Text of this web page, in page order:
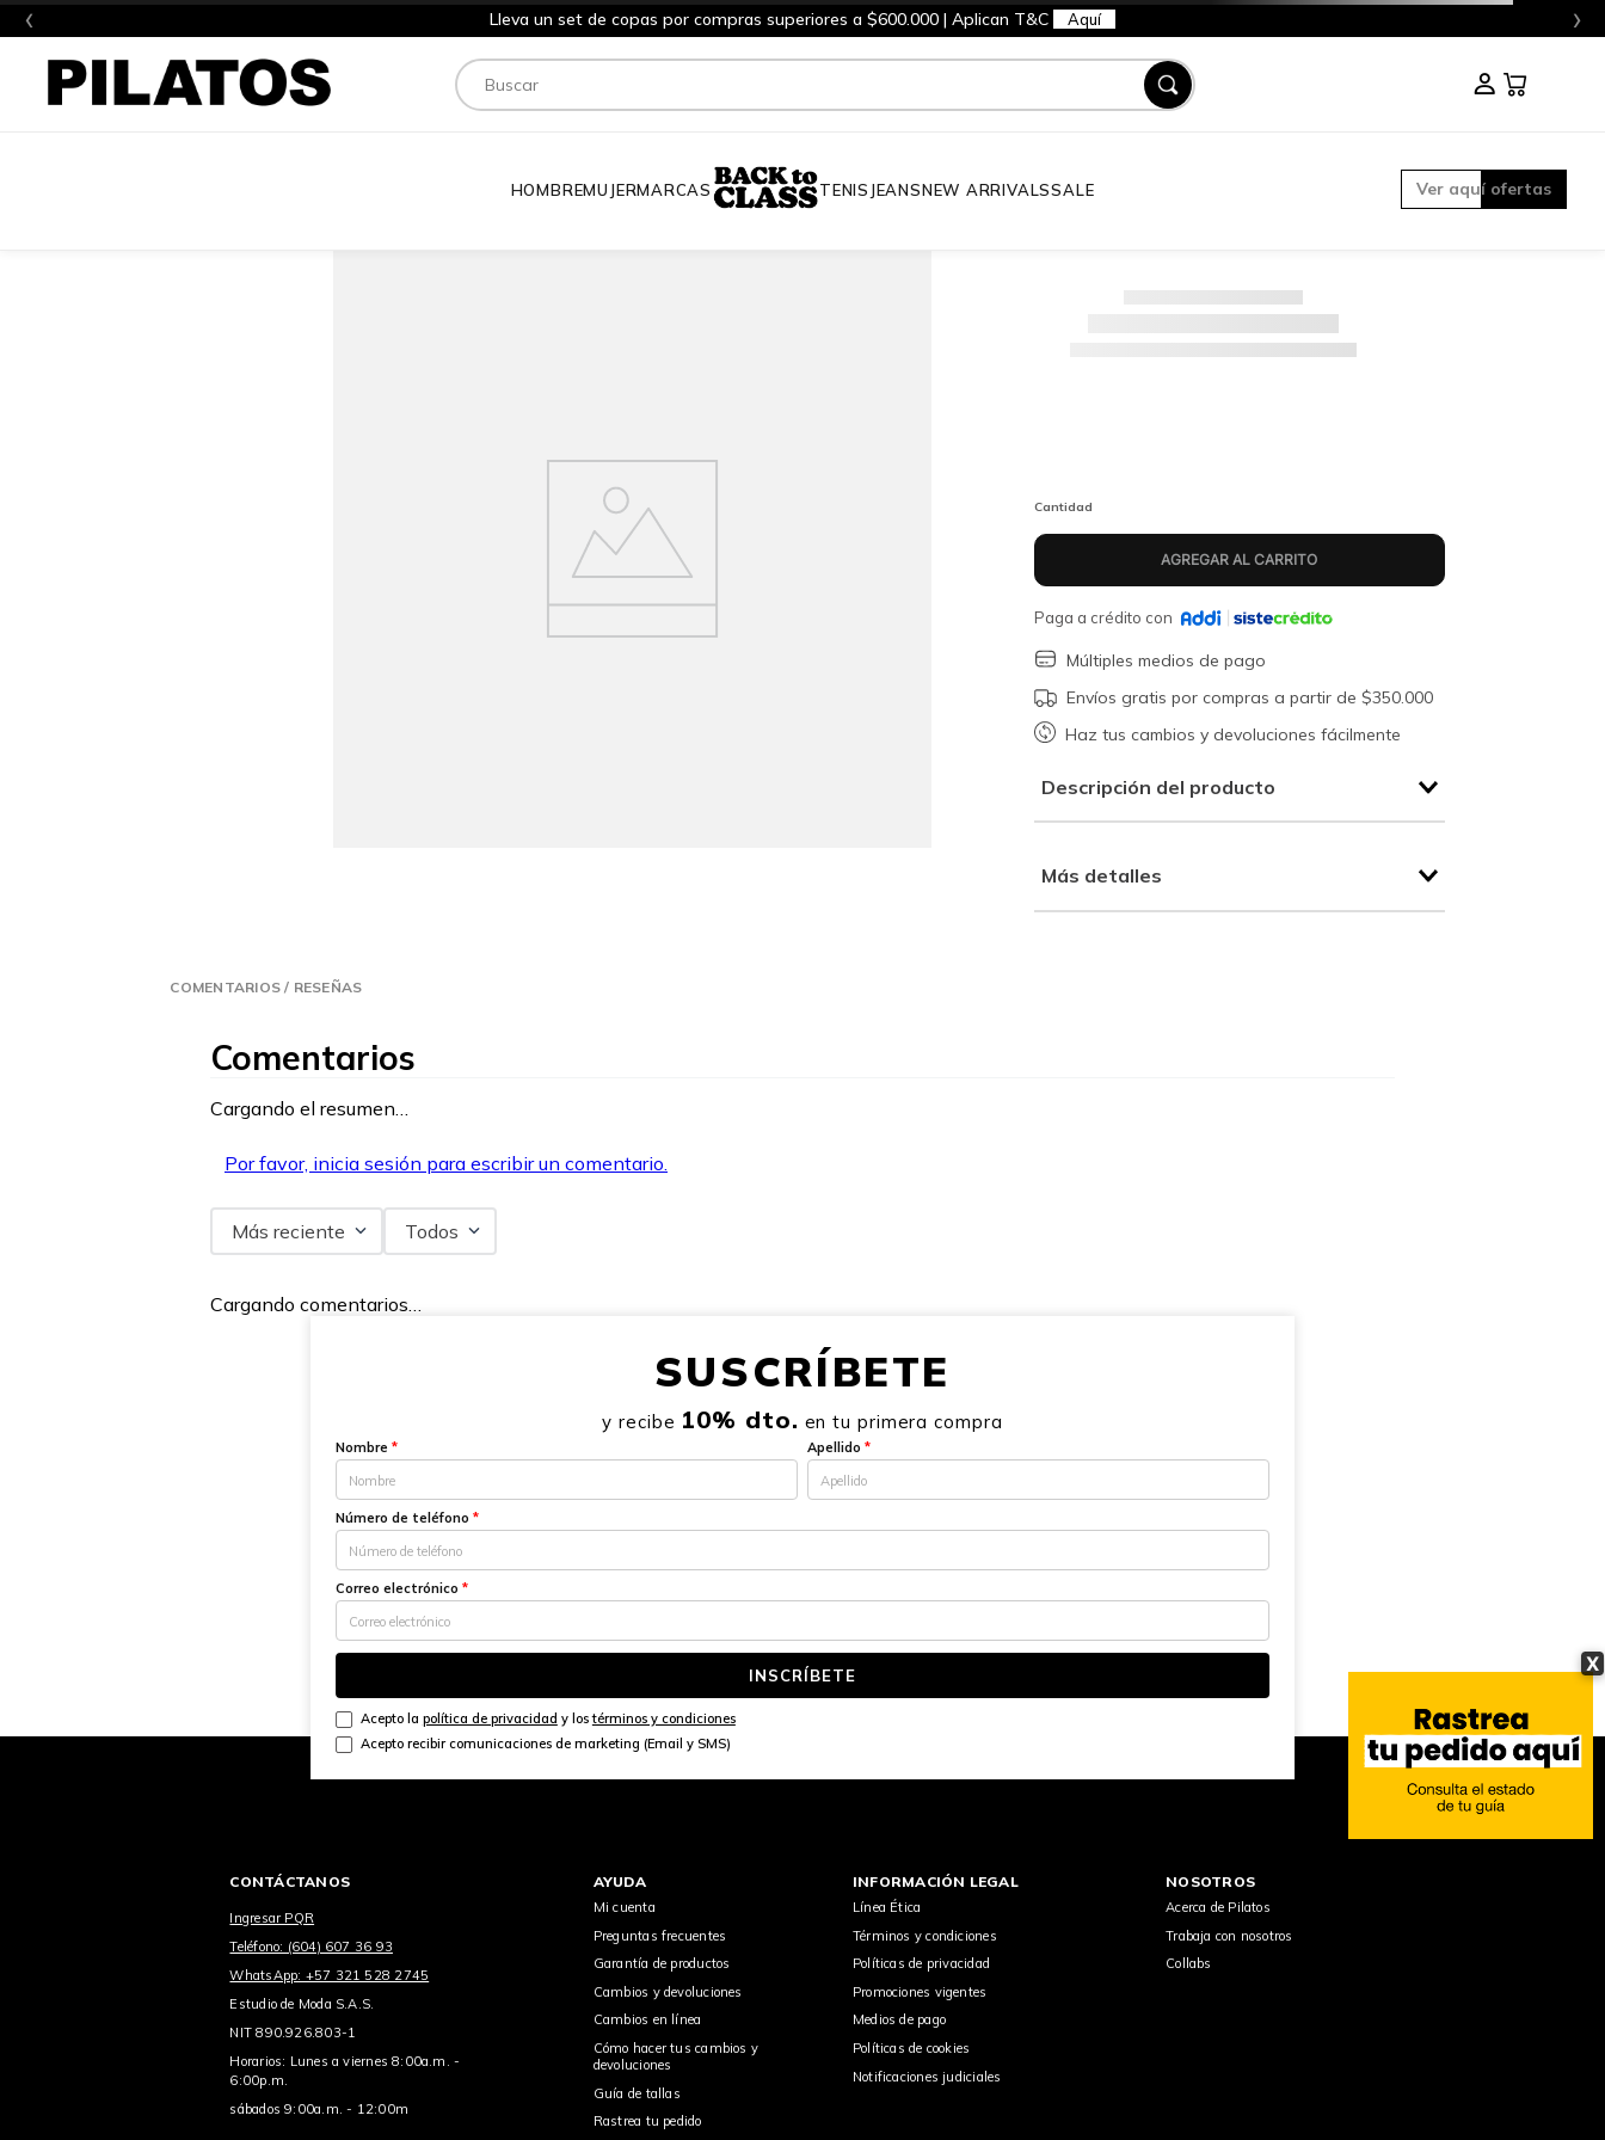
‹ Lleva un set de copas por compras superiores a $600.000 | Aplican T&C Aquí ›
Buscar
HOMBREMUJERMARCAS TENIS JEANSNEW ARRIVALSSALE Ver aquí ofertas
X
Cantidad
Paga a crédito con
Múltiples medios de pago
Envíos gratis por compras a partir de $350.000
Haz tus cambios y devoluciones fácilmente
Descripción del producto
Más detalles
COMENTARIOS / RESEÑAS
Comentarios
Cargando el resumen…
Por favor, inicia sesión para escribir un comentario.
Más reciente Todos
Cargando comentarios…
SUSCRÍBETE
y recibe 10% dto. en tu primera compra
Nombre * Apellido *
Número de teléfono *
Correo electrónico *
INSCRÍBETE
Acepto la política de privacidad y lostérminos y condiciones
Acepto recibir comunicaciones de marketing (Email y SMS)
CONTÁCTANOS
Ingresar PQR
Teléfono: (604) 607 36 93
WhatsApp: +57 321 528 2745
Estudio de Moda S.A.S.
NIT 890.926.803-1
Horarios: Lunes a viernes 8:00a.m. -
6:00p.m.
sábados 9:00a.m. - 12:00m
AYUDA
Mi cuenta
Preguntas frecuentes
Garantía de productos
Cambios y devoluciones
Cambios en línea
Cómo hacer tus cambios y
devoluciones
Guía de tallas
Rastrea tu pedido
INFORMACIÓN LEGAL
Línea Ética
Términos y condiciones
Políticas de privacidad
Promociones vigentes
Medios de pago
Políticas de cookies
Notificaciones judiciales
NOSOTROS
Acerca de Pilatos
Trabaja con nosotros
Collabs